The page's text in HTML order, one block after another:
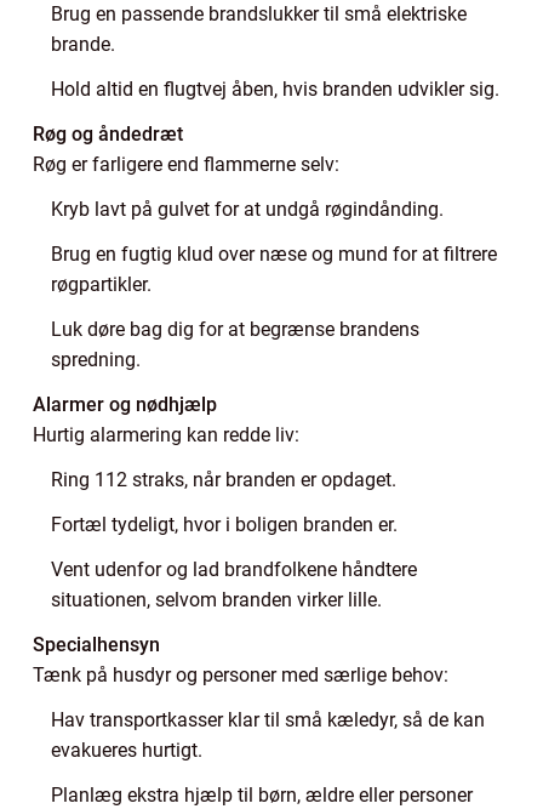
Brug en passende brandslukker til små elektriske
brande.
Hold altid en flugtvej åben, hvis branden udvikler sig.
Røg og åndedræt
Røg er farligere end flammerne selv:
Kryb lavt på gulvet for at undgå røgindånding.
Brug en fugtig klud over næse og mund for at filtrere
røgpartikler.
Luk døre bag dig for at begrænse brandens
spredning.
Alarmer og nødhjælp
Hurtig alarmering kan redde liv:
Ring 112 straks, når branden er opdaget.
Fortæl tydeligt, hvor i boligen branden er.
Vent udenfor og lad brandfolkene håndtere
situationen, selvom branden virker lille.
Specialhensyn
Tænk på husdyr og personer med særlige behov:
Hav transportkasser klar til små kæledyr, så de kan
evakueres hurtigt.
Planlæg ekstra hjælp til børn, ældre eller personer